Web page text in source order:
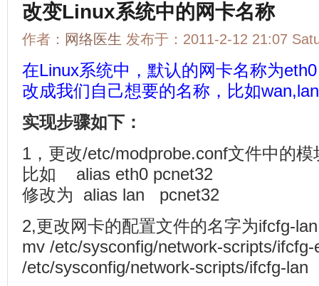
改变Linux系统中的网卡名称
作者： 网络医生 发布于：2011-2-12 21:07
在Linux系统中，默认的网卡名称为
改成我们自己想要的名称，比如
实现步骤如下：
1，更改/etc/modprobe.conf文件中的模
比如 alias eth0 pcnet32
修改为 alias lan pcnet32
2,更改网卡的配置文件的名字为ifcfg-lan
mv /etc/sysconfig/network-scripts/
/etc/sysconfig/network-scripts/ifcfg-lan